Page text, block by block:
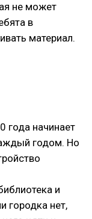
не может
в
материал.
года начинает
годом. Но
и
городка нет,